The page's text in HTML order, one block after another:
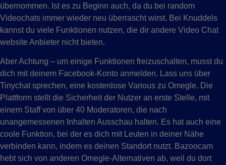
übernommen. Ist es zu Beginn auch, da du bei random
Videochats immer wieder neu überrascht wirst. Bei Knuddels
kannst du viele Funktionen nutzen, die dir andere Video Chat
website Anbieter nicht bieten.
Aber Achtung – um einige Funktionen freizuschalten, musst du
dich mit deinem Facebook-Konto anmelden. Lass uns über
Tinychat sprechen, eine kostenlose Various zu Omegle. Die
Plattform stellt die Sicherheit der Nutzer an erste Stelle, mit
einem Staff von über 40 Moderatoren, die nach
unangemessenen Inhalten Ausschau halten. Es hat auch eine
coole Funktion, bei der es dich mit Leuten in deiner Nähe
verbinden kann, indem es deinen Standort nutzt. Bazoocam
hebt sich von anderen Omegle-Alternativen ab, weil du dort